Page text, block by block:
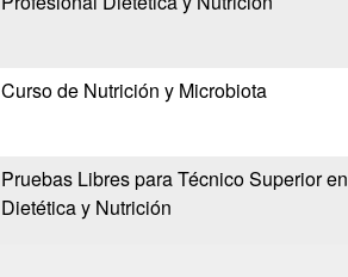
Curso de Nutrición y Microbiota
Pruebas Libres para Técnico Superior en
Dietética y Nutrición